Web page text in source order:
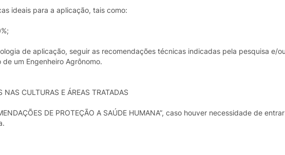
ideais para a aplicação, tais como:
de aplicação, seguir as recomendações técnicas indicadas pela pesquisa e/
um Engenheiro Agrônomo.
NAS CULTURAS E ÁREAS TRATADAS
DE PROTEÇÃO A SAÚDE HUMANA”, caso houver necessidade de